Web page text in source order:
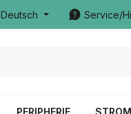
Deutsch Service/
PERIPHERIE